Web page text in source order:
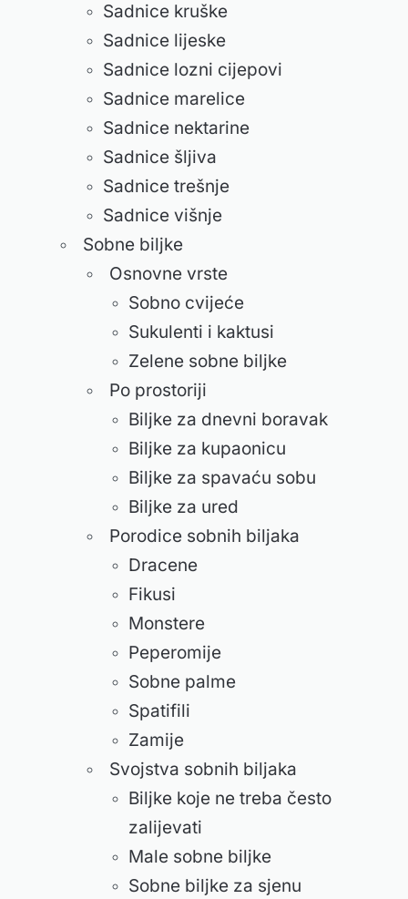
Sadnice kruške
Sadnice lijeske
Sadnice lozni cijepovi
Sadnice marelice
Sadnice nektarine
Sadnice šljiva
Sadnice trešnje
Sadnice višnje
Sobne biljke
Osnovne vrste
Sobno cvijeće
Sukulenti i kaktusi
Zelene sobne biljke
Po prostoriji
Biljke za dnevni boravak
Biljke za kupaonicu
Biljke za spavaću sobu
Biljke za ured
Porodice sobnih biljaka
Dracene
Fikusi
Monstere
Peperomije
Sobne palme
Spatifili
Zamije
Svojstva sobnih biljaka
Biljke koje ne treba često
zalijevati
Male sobne biljke
Sobne biljke za sjenu